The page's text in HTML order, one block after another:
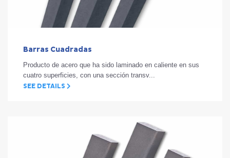
Barras Cuadradas
Producto de acero que ha sido laminado en caliente en sus
cuatro superficies, con una sección transv...
SEE DETAILS